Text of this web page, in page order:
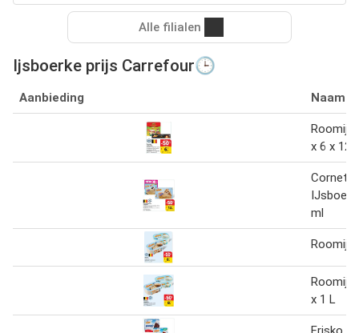
Alle filialen
Ijsboerke prijs Carrefour🕒
Aanbieding Naam
Roomijs
x 6 x 12
Cornets
ml
Roomijs
Roomijs
x 1 L